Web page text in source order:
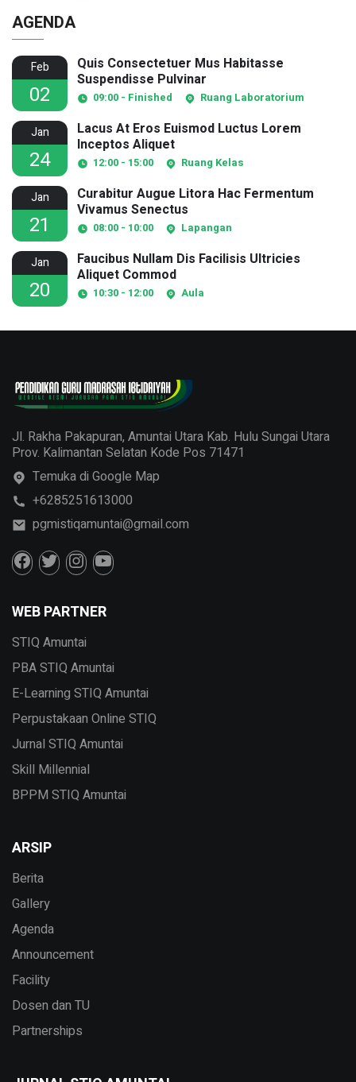
AGENDA
Feb
02
Quis Consectetuer Mus Habitasse
Suspendisse Pulvinar
09:00 - Finished Ruang Laboratorium
Jan
24
Lacus At Eros Euismod Luctus Lorem
Inceptos Aliquet
12:00 - 15:00 Ruang Kelas
Jan
21
Curabitur Augue Litora Hac Fermentum
Vivamus Senectus
08:00 - 10:00 Lapangan
Jan
20
Faucibus Nullam Dis Facilisis Ultricies
Aliquet Commod
10:30 - 12:00 Aula
Jl. Rakha Pakapuran, Amuntai Utara Kab. Hulu Sungai Utara
Prov. Kalimantan Selatan Kode Pos 71471
Temuka di Google Map
+6285251613000
pgmistiqamuntai@gmail.com
WEB PARTNER
STIQ Amuntai
PBA STIQ Amuntai
E-Learning STIQ Amuntai
Perpustakaan Online STIQ
Jurnal STIQ Amuntai
Skill Millennial
BPPM STIQ Amuntai
ARSIP
Berita
Gallery
Agenda
Announcement
Facility
Dosen dan TU
Partnerships